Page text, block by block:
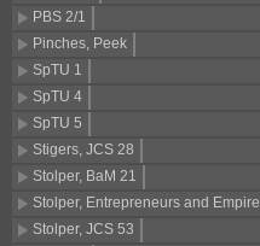
PBS 2/1
Pinches, Peek
SpTU 1
SpTU 4
SpTU 5
Stigers, JCS 28
Stolper, BaM 21
Stolper, Entrepreneurs and Empire
Stolper, JCS 53